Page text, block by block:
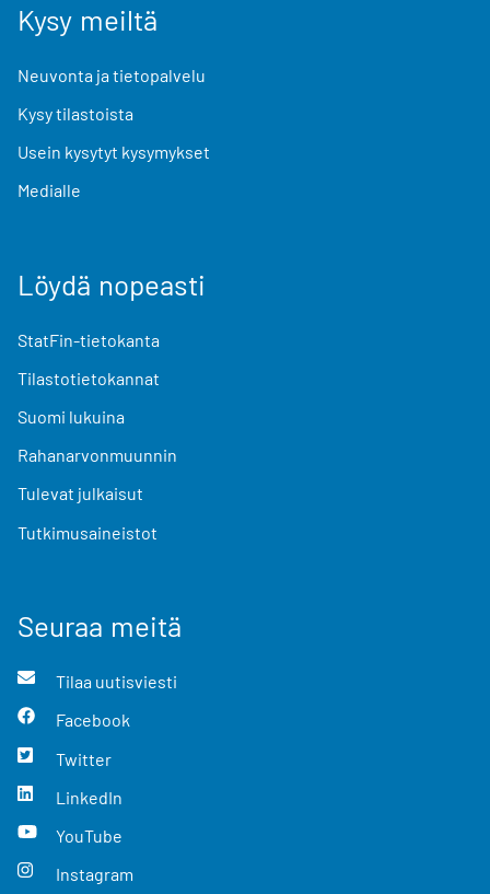
Kysy meiltä
Neuvonta ja tietopalvelu
Kysy tilastoista
Usein kysytyt kysymykset
Medialle
Löydä nopeasti
StatFin-tietokanta
Tilastotietokannat
Suomi lukuina
Rahanarvonmuunnin
Tulevat julkaisut
Tutkimusaineistot
Seuraa meitä
Tilaa uutisviesti
Facebook
Twitter
LinkedIn
YouTube
Instagram